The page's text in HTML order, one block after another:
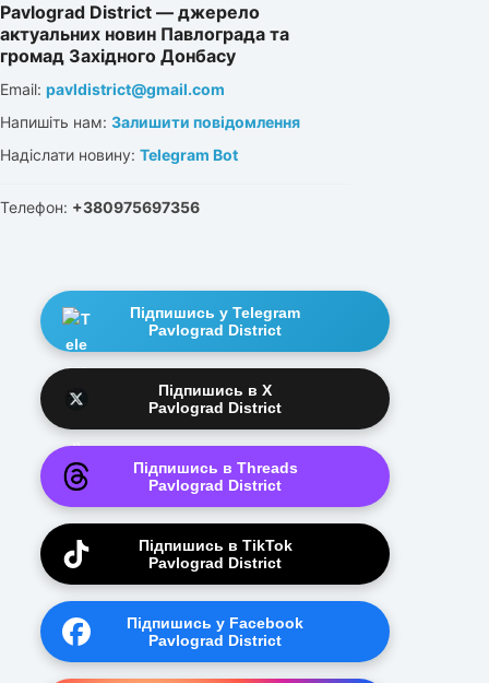
Pavlograd District — джерело
актуальних новин Павлограда та
громад Західного Донбасу
Email: pavldistrict@gmail.com
Напишіть нам: Залишити повідомлення
Надіслати новину: Telegram Bot
Телефон: +380975697356
Підпишись у Telegram
Pavlograd District
Підпишись в X
Pavlograd District
Підпишись в Threads
Pavlograd District
Підпишись в TikTok
Pavlograd District
Підпишись у Facebook
Pavlograd District